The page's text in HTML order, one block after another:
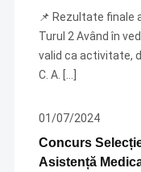
📌 Rezultate finale
Turul 2 Având în
valid ca activitate,
C. A. […]
01/07/2024
Concurs
Asistență